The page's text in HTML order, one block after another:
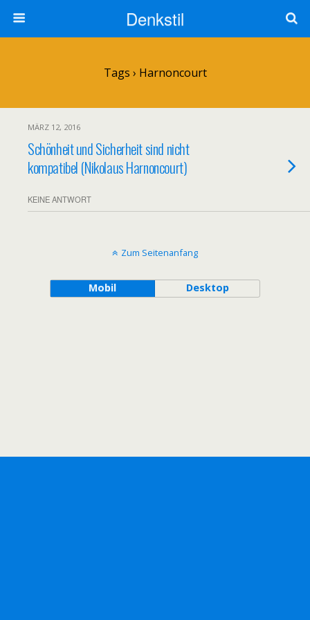
Denkstil
Tags › Harnoncourt
MÄRZ 12, 2016
Schönheit und Sicherheit sind nicht
kompatibel (Nikolaus Harnoncourt)
KEINE ANTWORT
Zum Seitenanfang
Mobil Desktop